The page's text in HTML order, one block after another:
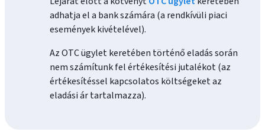
adhatja el a bank számára (a rendkívüli piaci
események kivételével).
Az OTC ügylet keretében történő eladás során
nem számítunk fel értékesítési jutalékot (az
értékesítéssel kapcsolatos költségeket az
eladási ár tartalmazza).